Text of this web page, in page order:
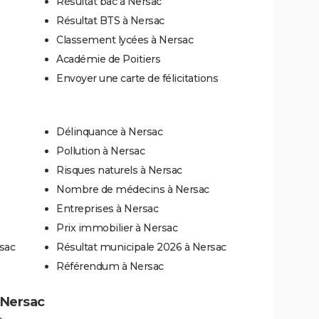
Résultat BTS à Nersac
Classement lycées à Nersac
Académie de Poitiers
Envoyer une carte de félicitations
Délinquance à Nersac
Pollution à Nersac
Risques naturels à Nersac
Nombre de médecins à Nersac
Entreprises à Nersac
Prix immobilier à Nersac
Résultat municipale 2026 à Nersac
Référendum à Nersac